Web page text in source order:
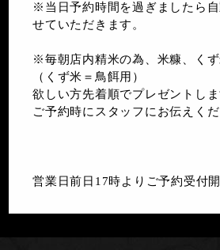
※当日予約時間を過ぎましたら
せていただきます。
※毎朝店内精米の為、米糠、く
（くず米＝鳥餌用）
欲しい方先着順でプレゼントし
ご予約時にスタッフにお伝えくだ
営業日前日17時よりご予約受付開